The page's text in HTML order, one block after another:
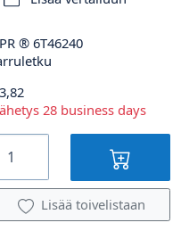
® 6T46240
28 business days
Lisää toivelistaan